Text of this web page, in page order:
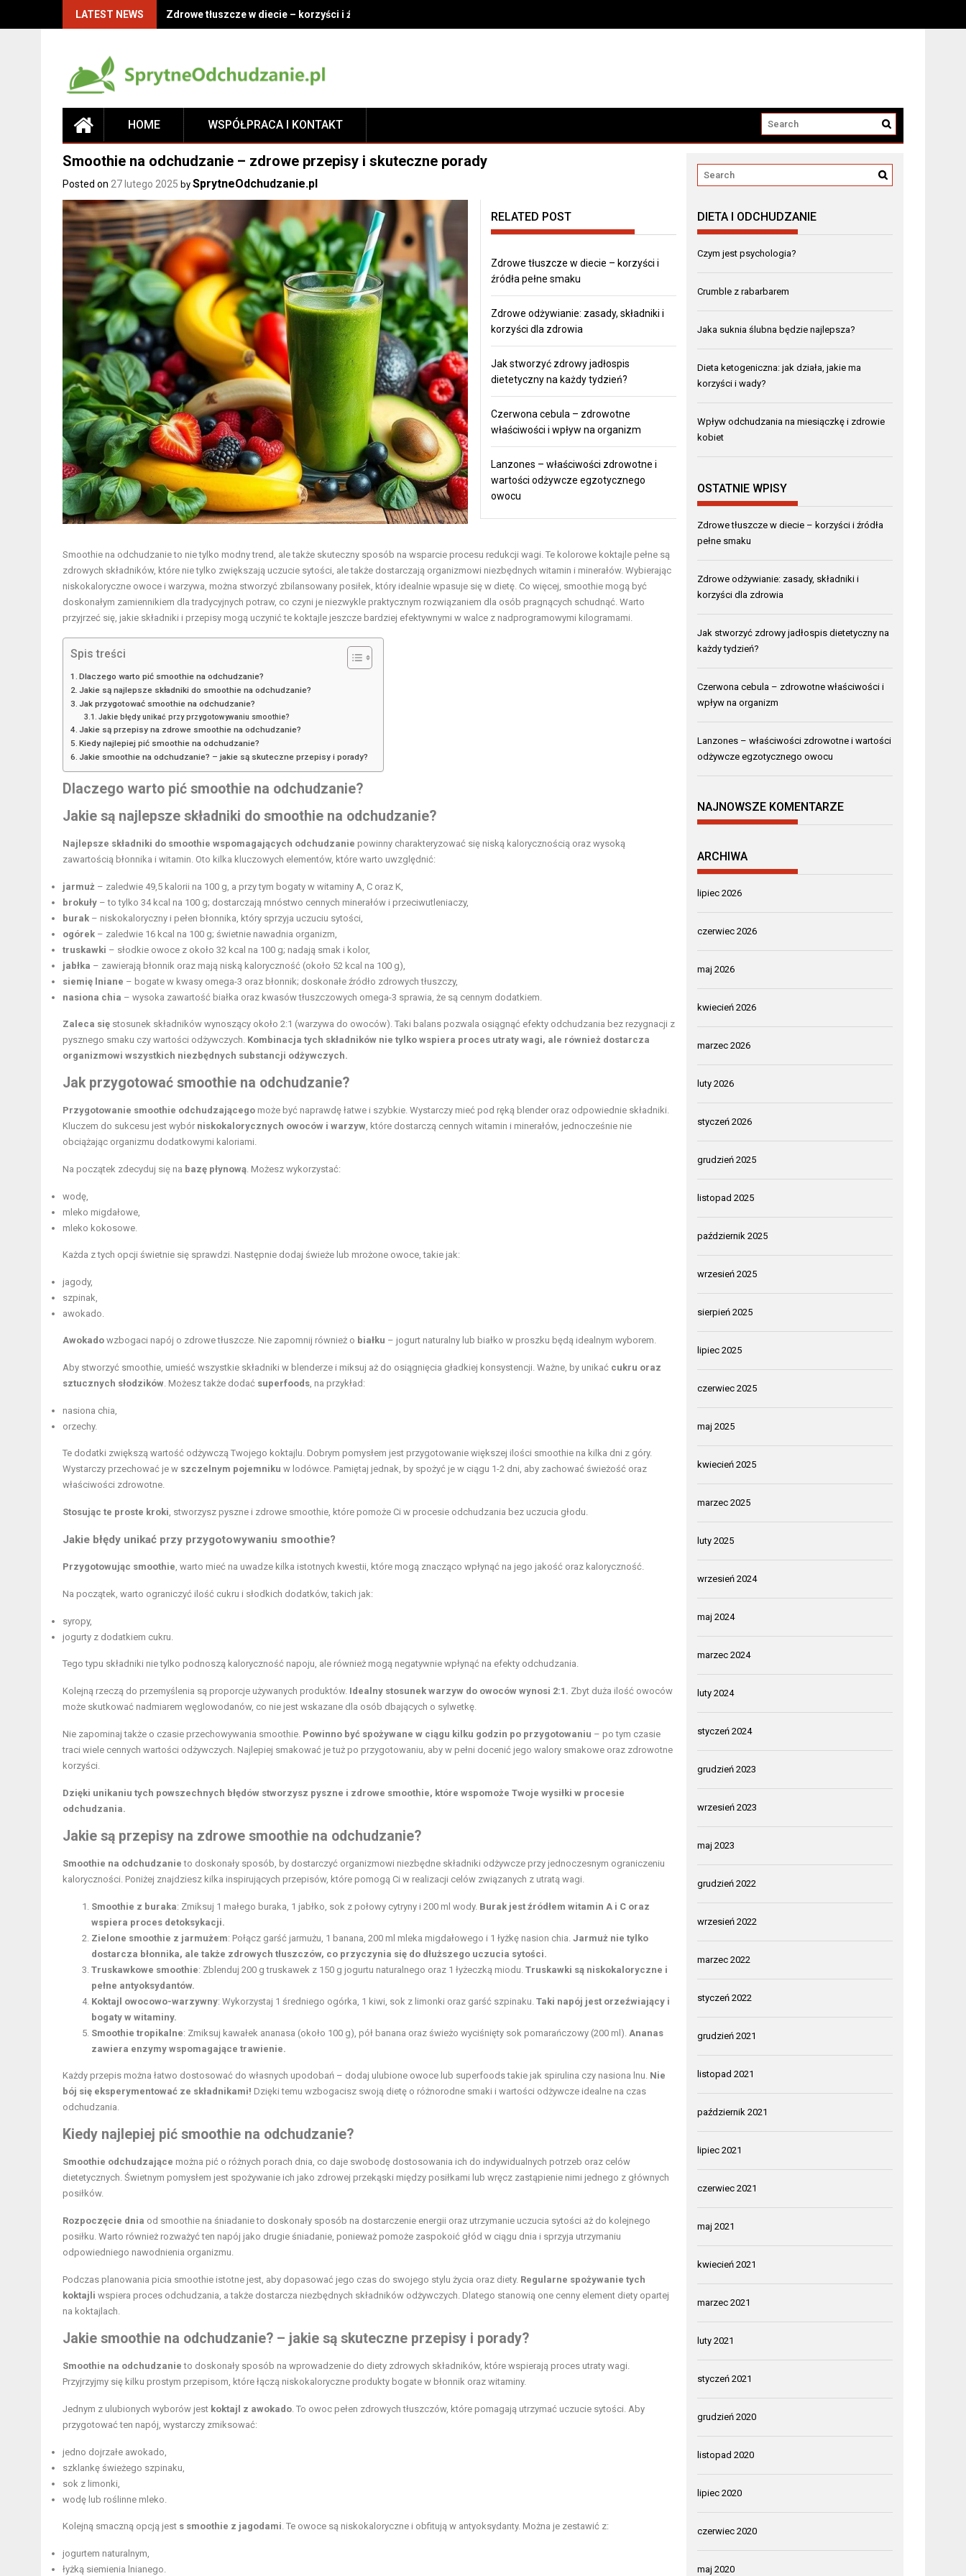
LATEST NEWS Zdrowe tłuszcze w diecie – korzyści i źródła pełne smaku
HOME WSPÓŁPRACA I KONTAKT
Smoothie na odchudzanie – zdrowe przepisy i skuteczne porady
Posted on 27 lutego 2025 by SprytneOdchudzanie.pl
RELATED POST
Zdrowe tłuszcze w diecie – korzyści i
źródła pełne smaku
Zdrowe odżywianie: zasady, składniki i
korzyści dla zdrowia
Jak stworzyć zdrowy jadłospis
dietetyczny na każdy tydzień?
Czerwona cebula – zdrowotne
właściwości i wpływ na organizm
Lanzones – właściwości zdrowotne i
wartości odżywcze egzotycznego
owocu
Smoothie na odchudzanie to nie tylko modny trend, ale także skuteczny sposób na wsparcie procesu redukcji wagi. Te kolorowe koktajle pełne są
zdrowych składników, które nie tylko zwiększają uczucie sytości, ale także dostarczają organizmowi niezbędnych witamin i minerałów. Wybierając
niskokaloryczne owoce i warzywa, można stworzyć zbilansowany posiłek, który idealnie wpasuje się w dietę. Co więcej, smoothie mogą być
doskonałym zamiennikiem dla tradycyjnych potraw, co czyni je niezwykle praktycznym rozwiązaniem dla osób pragnących schudnąć. Warto
przyjrzeć się, jakie składniki i przepisy mogą uczynić te koktajle jeszcze bardziej efektywnymi w walce z nadprogramowymi kilogramami.
Spis treści
Dlaczego warto pić smoothie na odchudzanie?
Jakie są najlepsze składniki do smoothie na odchudzanie?
Jak przygotować smoothie na odchudzanie?
Jakie błędy unikać przy przygotowywaniu smoothie?
Jakie są przepisy na zdrowe smoothie na odchudzanie?
Kiedy najlepiej pić smoothie na odchudzanie?
Jakie smoothie na odchudzanie? – jakie są skuteczne przepisy i porady?
Dlaczego warto pić smoothie na odchudzanie?
Jakie są najlepsze składniki do smoothie na odchudzanie?
Najlepsze składniki do smoothie wspomagających odchudzanie powinny charakteryzować się niską kalorycznością oraz wysoką
zawartością błonnika i witamin. Oto kilka kluczowych elementów, które warto uwzględnić:
jarmuż – zaledwie 49,5 kalorii na 100 g, a przy tym bogaty w witaminy A, C oraz K,
brokuły – to tylko 34 kcal na 100 g; dostarczają mnóstwo cennych minerałów i przeciwutleniaczy,
burak – niskokaloryczny i pełen błonnika, który sprzyja uczuciu sytości,
ogórek – zaledwie 16 kcal na 100 g; świetnie nawadnia organizm,
truskawki – słodkie owoce z około 32 kcal na 100 g; nadają smak i kolor,
jabłka – zawierają błonnik oraz mają niską kaloryczność (około 52 kcal na 100 g),
siemię lniane – bogate w kwasy omega-3 oraz błonnik; doskonałe źródło zdrowych tłuszczy,
nasiona chia – wysoka zawartość białka oraz kwasów tłuszczowych omega-3 sprawia, że są cennym dodatkiem.
Zaleca się stosunek składników wynoszący około 2:1 (warzywa do owoców). Taki balans pozwala osiągnąć efekty odchudzania bez rezygnacji z
pysznego smaku czy wartości odżywczych. Kombinacja tych składników nie tylko wspiera proces utraty wagi, ale również dostarcza
organizmowi wszystkich niezbędnych substancji odżywczych.
Jak przygotować smoothie na odchudzanie?
Przygotowanie smoothie odchudzającego może być naprawdę łatwe i szybkie. Wystarczy mieć pod ręką blender oraz odpowiednie składniki.
Kluczem do sukcesu jest wybór niskokalorycznych owoców i warzyw , które dostarczą cennych witamin i minerałów, jednocześnie nie
obciążając organizmu dodatkowymi kaloriami.
Na początek zdecyduj się na bazę płynową . Możesz wykorzystać:
wodę,
mleko migdałowe,
mleko kokosowe.
Każda z tych opcji świetnie się sprawdzi. Następnie dodaj świeże lub mrożone owoce, takie jak:
jagody,
szpinak,
awokado.
Awokado wzbogaci napój o zdrowe tłuszcze. Nie zapomnij również o białku – jogurt naturalny lub białko w proszku będą idealnym wyborem.
Aby stworzyć smoothie, umieść wszystkie składniki w blenderze i miksuj aż do osiągnięcia gładkiej konsystencji. Ważne, by unikać cukru oraz
sztucznych słodzików . Możesz także dodać superfoods , na przykład:
nasiona chia,
orzechy.
Te dodatki zwiększą wartość odżywczą Twojego koktajlu. Dobrym pomysłem jest przygotowanie większej ilości smoothie na kilka dni z góry.
Wystarczy przechować je w szczelnym pojemniku w lodówce. Pamiętaj jednak, by spożyć je w ciągu 1-2 dni, aby zachować świeżość oraz
właściwości zdrowotne.
Stosując te proste kroki , stworzysz pyszne i zdrowe smoothie, które pomoże Ci w procesie odchudzania bez uczucia głodu.
Jakie błędy unikać przy przygotowywaniu smoothie?
Przygotowując smoothie , warto mieć na uwadze kilka istotnych kwestii, które mogą znacząco wpłynąć na jego jakość oraz kaloryczność.
Na początek, warto ograniczyć ilość cukru i słodkich dodatków, takich jak:
syropy,
jogurty z dodatkiem cukru.
Tego typu składniki nie tylko podnoszą kaloryczność napoju, ale również mogą negatywnie wpłynąć na efekty odchudzania.
Kolejną rzeczą do przemyślenia są proporcje używanych produktów. Idealny stosunek warzyw do owoców wynosi 2:1. Zbyt duża ilość owoców
może skutkować nadmiarem węglowodanów, co nie jest wskazane dla osób dbających o sylwetkę.
Nie zapominaj także o czasie przechowywania smoothie. Powinno być spożywane w ciągu kilku godzin po przygotowaniu – po tym czasie
traci wiele cennych wartości odżywczych. Najlepiej smakować je tuż po przygotowaniu, aby w pełni docenić jego walory smakowe oraz zdrowotne
korzyści.
Dzięki unikaniu tych powszechnych błędów stworzysz pyszne i zdrowe smoothie, które wspomoże Twoje wysiłki w procesie
odchudzania.
Jakie są przepisy na zdrowe smoothie na odchudzanie?
Smoothie na odchudzanie to doskonały sposób, by dostarczyć organizmowi niezbędne składniki odżywcze przy jednoczesnym ograniczeniu
kaloryczności. Poniżej znajdziesz kilka inspirujących przepisów, które pomogą Ci w realizacji celów związanych z utratą wagi
Smoothie z buraka: Zmiksuj 1 małego buraka, 1 jabłko, sok z połowy cytryny i 200 ml wody. Burak jest źródłem witamin A i C oraz
wspiera proces detoksykacji.
Zielone smoothie z jarmużem: Połącz garść jarmużu, 1 banana, 200 ml mleka migdałowego i 1 łyżkę nasion chia. Jarmuż nie tylko
dostarcza błonnika, ale także zdrowych tłuszczów, co przyczynia się do dłuższego uczucia sytości.
Truskawkowe smoothie: Zblenduj 200 g truskawek z 150 g jogurtu naturalnego oraz 1 łyżeczką miodu. Truskawki są niskokaloryczne i
pełne antyoksydantów.
Koktajl owocowo-warzywny: Wykorzystaj 1 średniego ogórka, 1 kiwi, sok z limonki oraz garść szpinaku. Taki napój jest orzeźwiający i
bogaty w witaminy.
Smoothie tropikalne: Zmiksuj kawałek ananasa (około 100 g), pół banana oraz świeżo wyciśnięty sok pomarańczowy (200 ml). Ananas
zawiera enzymy wspomagające trawienie.
Każdy przepis można łatwo dostosować do własnych upodobań – dodaj ulubione owoce lub superfoods takie jak spirulina czy nasiona lnu. Nie
bój się eksperymentować ze składnikami! Dzięki temu wzbogacisz swoją dietę o różnorodne smaki i wartości odżywcze idealne na czas
odchudzania.
Kiedy najlepiej pić smoothie na odchudzanie?
Smoothie odchudzające można pić o różnych porach dnia, co daje swobodę dostosowania ich do indywidualnych potrzeb oraz celów
dietetycznych. Świetnym pomysłem jest spożywanie ich jako zdrowej przekąski między posiłkami lub wręcz zastąpienie nimi jednego z głównych
posiłków.
Rozpoczęcie dnia od smoothie na śniadanie to doskonały sposób na dostarczenie energii oraz utrzymanie uczucia sytości aż do kolejnego
posiłku. Warto również rozważyć ten napój jako drugie śniadanie, ponieważ pomoże zaspokoić głód w ciągu dnia i sprzyja utrzymaniu
odpowiedniego nawodnienia organizmu.
Podczas planowania picia smoothie istotne jest, aby dopasować jego czas do swojego stylu życia oraz diety. Regularne spożywanie tych
koktajli wspiera proces odchudzania, a także dostarcza niezbędnych składników odżywczych. Dlatego stanowią one cenny element diety opartej
na koktajlach.
Jakie smoothie na odchudzanie? – jakie są skuteczne przepisy i porady?
Smoothie na odchudzanie to doskonały sposób na wprowadzenie do diety zdrowych składników, które wspierają proces utraty wagi.
Przyjrzyjmy się kilku prostym przepisom, które łączą niskokaloryczne produkty bogate w błonnik oraz witaminy.
Jednym z ulubionych wyborów jest koktajl z awokado . To owoc pełen zdrowych tłuszczów, które pomagają utrzymać uczucie sytości. Aby
przygotować ten napój, wystarczy zmiksować:
jedno dojrzałe awokado,
szklankę świeżego szpinaku,
sok z limonki,
wodę lub roślinne mleko.
Kolejną smaczną opcją jest s smoothie z jagodami . Te owoce są niskokaloryczne i obfitują w antyoksydanty. Można je zestawić z:
jogurtem naturalnym,
łyżką siemienia lnianego.
DIETA I ODCHUDZANIE
Czym jest psychologia?
Crumble z rabarbarem
Jaka suknia ślubna będzie najlepsza?
Dieta ketogeniczna: jak działa, jakie ma
korzyści i wady?
Wpływ odchudzania na miesiączkę i zdrowie
kobiet
OSTATNIE WPISY
Zdrowe tłuszcze w diecie – korzyści i źródła
pełne smaku
Zdrowe odżywianie: zasady, składniki i
korzyści dla zdrowia
Jak stworzyć zdrowy jadłospis dietetyczny na
każdy tydzień?
Czerwona cebula – zdrowotne właściwości i
wpływ na organizm
Lanzones – właściwości zdrowotne i wartości
odżywcze egzotycznego owocu
NAJNOWSZE KOMENTARZE
ARCHIWA
lipiec 2026
czerwiec 2026
maj 2026
kwiecień 2026
marzec 2026
luty 2026
styczeń 2026
grudzień 2025
listopad 2025
październik 2025
wrzesień 2025
sierpień 2025
lipiec 2025
czerwiec 2025
maj 2025
kwiecień 2025
marzec 2025
luty 2025
wrzesień 2024
maj 2024
marzec 2024
luty 2024
styczeń 2024
grudzień 2023
wrzesień 2023
maj 2023
grudzień 2022
wrzesień 2022
marzec 2022
styczeń 2022
grudzień 2021
listopad 2021
październik 2021
lipiec 2021
czerwiec 2021
maj 2021
kwiecień 2021
marzec 2021
luty 2021
styczeń 2021
grudzień 2020
listopad 2020
lipiec 2020
czerwiec 2020
maj 2020